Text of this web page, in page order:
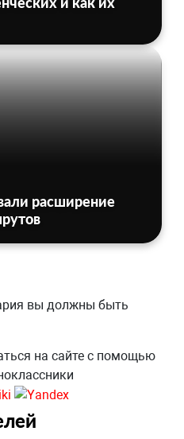
расширение
вы должны быть
на сайте с помощью